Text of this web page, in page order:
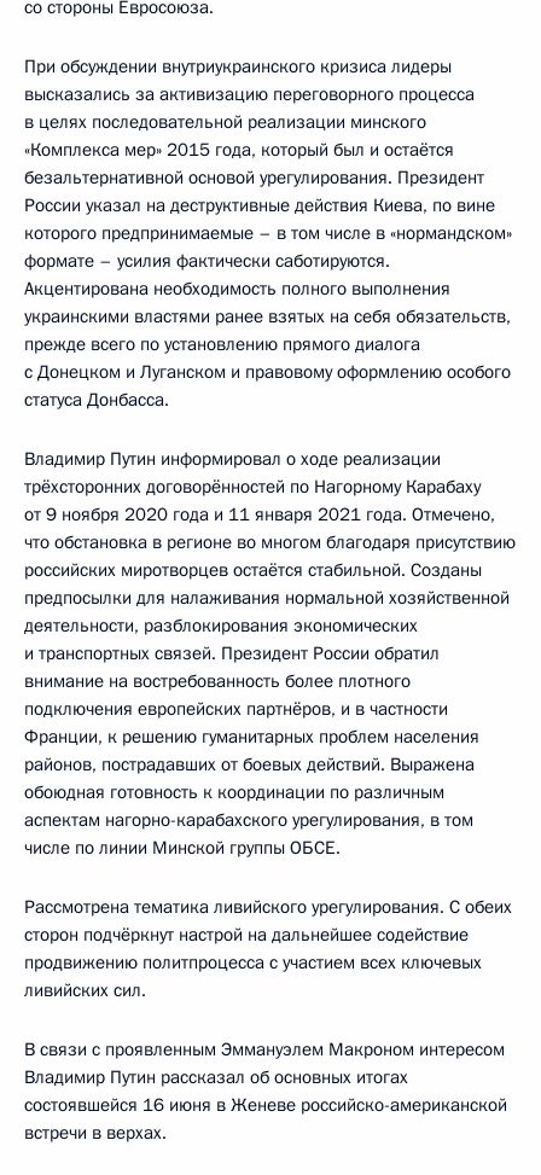
со стороны Евросоюза.
При обсуждении внутриукраинского кризиса лидеры
высказались за активизацию переговорного процесса
в целях последовательной реализации минского
«Комплекса мер» 2015 года, который был и остаётся
безальтернативной основой урегулирования. Президент
России указал на деструктивные действия Киева, по вине
которого предпринимаемые – в том числе в «нормандском»
формате – усилия фактически саботируются.
Акцентирована необходимость полного выполнения
украинскими властями ранее взятых на себя обязательств,
прежде всего по установлению прямого диалога
с Донецком и Луганском и правовому оформлению особого
статуса Донбасса.
Владимир Путин информировал о ходе реализации
трёхсторонних договорённостей по Нагорному Карабаху
от 9 ноября 2020 года и 11 января 2021 года. Отмечено,
что обстановка в регионе во многом благодаря присутствию
российских миротворцев остаётся стабильной. Созданы
предпосылки для налаживания нормальной хозяйственной
деятельности, разблокирования экономических
и транспортных связей. Президент России обратил
внимание на востребованность более плотного
подключения европейских партнёров, и в частности
Франции, к решению гуманитарных проблем населения
районов, пострадавших от боевых действий. Выражена
обоюдная готовность к координации по различным
аспектам нагорно-карабахского урегулирования, в том
числе по линии Минской группы ОБСЕ.
Рассмотрена тематика ливийского урегулирования. С обеих
сторон подчёркнут настрой на дальнейшее содействие
продвижению политпроцесса с участием всех ключевых
ливийских сил.
В связи с проявленным Эммануэлем Макроном интересом
Владимир Путин рассказал об основных итогах
состоявшейся 16 июня в Женеве российско-американской
встречи в верхах.